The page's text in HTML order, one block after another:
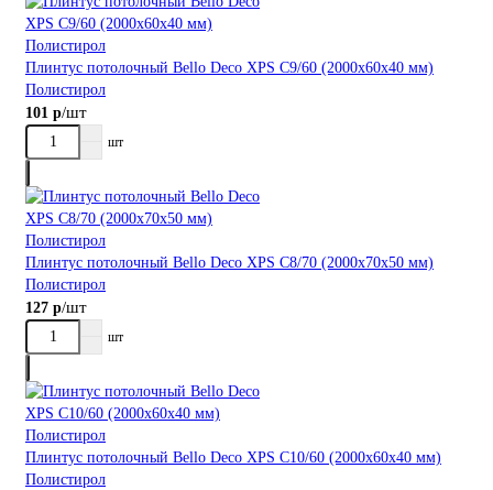
Плинтус потолочный Bellо Deco XPS С9/60 (2000х60х40 мм)
Полистирол
101 р/шт
шт
Плинтус потолочный Bellо Deco XPS С8/70 (2000х70х50 мм)
Полистирол
127 р/шт
шт
Плинтус потолочный Bellо Deco XPS С10/60 (2000х60х40 мм)
Полистирол